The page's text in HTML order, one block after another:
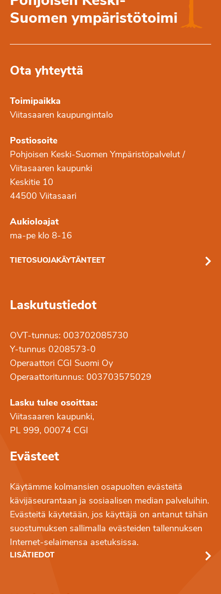
Suomen ympäristötoimi
Ota yhteyttä
Toimipaikka
Viitasaaren kaupungintalo
Postiosoite
Pohjoisen Keski-Suomen Ympäristöpalvelut /
Viitasaaren kaupunki
Keskitie 10
44500 Viitasaari
Aukioloajat
ma-pe klo 8-16
TIETOSUOJAKÄYTÄNTEET
Laskutustiedot
OVT-tunnus: 003702085730
Y-tunnus 0208573-0
Operaattori CGI Suomi Oy
Operaattoritunnus: 003703575029
Lasku tulee osoittaa:
Viitasaaren kaupunki,
PL 999, 00074 CGI
Evästeet
Käytämme kolmansien osapuolten evästeitä
kävijäseurantaan ja sosiaalisen median palveluihin.
Evästeitä käytetään, jos käyttäjä on antanut tähän
suostumuksen sallimalla evästeiden tallennuksen
Internet-selaimensa asetuksissa.
LISÄTIEDOT